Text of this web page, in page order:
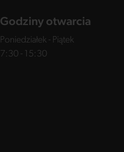
Godziny otwarcia
Poniedziałek - Piątek
7:30 - 15:30